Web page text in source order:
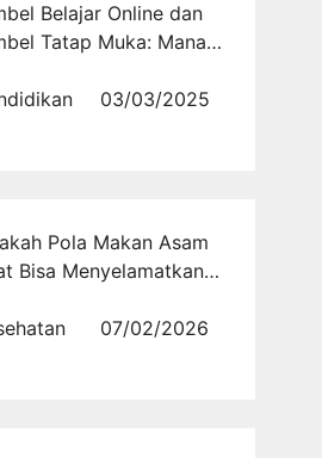
Belajar Online dan
Tatap Muka: Mana
03/03/2025
Pola Makan Asam
Bisa Menyelamatkan
Terkira
07/02/2026